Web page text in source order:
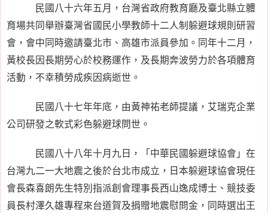
民國八十六年五月，台灣省政府教育廳及臺北縣立體
育場共同舉辦臺灣省國民小學教師十二人制躲避球規則研習
會，會中同時邀請臺北市、高雄市派員參加。同年十二月，
黃校長因長期勞心於校務運作，及長期奔波勞力於各項體育
活動，不幸積勞成疾因病逝世。
民國八十七年年底，由黃神祐老師提議，艾瑞克企業
公司研發之軟式彩色躲避球問世。
民國八十八年十月九日，「中華民國躲避球協會」在
台灣九二一大地震之後於台北市成立，日本躲避球協會現任
會長森喜朗先生特別指派創會理事長西山逸成博士、競技委
員長村澤久雄專程來台道賀及捐贈地震慰問金，同時選出王